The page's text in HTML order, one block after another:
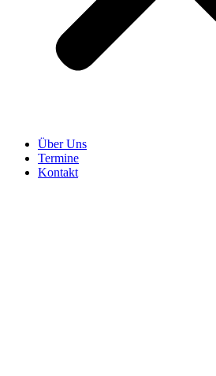
Über Uns
Termine
Kontakt